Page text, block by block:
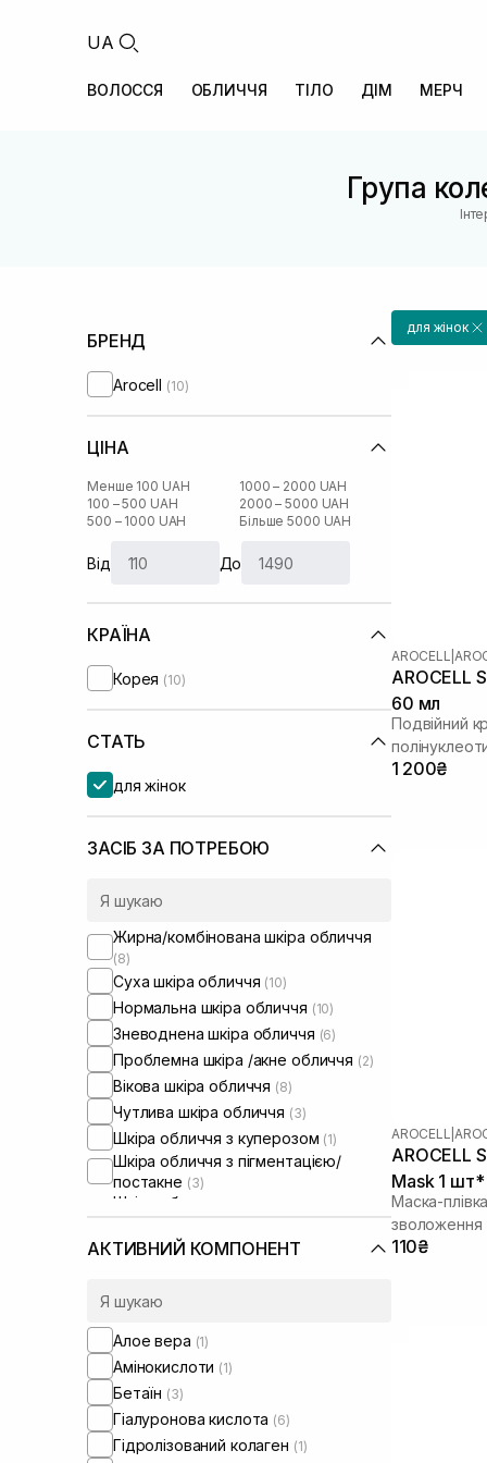
UA
ВОЛОССЯ ОБЛИЧЧЯ ТІЛО ДІМ МЕРЧ
Група
БРЕНД
Arocell (10)
ЦІНА
Менше 100 UAH
100 – 500 UAH
500 – 1000 UAH
1000 – 2000 UAH
2000 – 5000 UAH
Більше 5000 UAH
Від До
КРАЇНА
Корея (10)
СТАТЬ
для жінок
ЗАСІБ ЗА ПОТРЕБОЮ
Жирна/комбінована шкіра обличчя
(8)
Суха шкіра обличчя (10)
Нормальна шкіра обличчя (10)
Зневоднена шкіра обличчя (6)
Проблемна шкіра /акне обличчя (2)
Вікова шкіра обличчя (8)
Чутлива шкіра обличчя (3)
Шкіра обличчя з куперозом (1)
Шкіра обличчя з пігментацією/
постакне (3)
Шкіра обличчя з розширеними
порами
Шкіра обличчя з порушеним
мікробіомом
АКТИВНИЙ КОМПОНЕНТ
Алое вера (1)
Амінокислоти (1)
Бетаїн (3)
Гіалуронова кислота (6)
Гідролізований колаген (1)
для жінок
AROCELL
AROCELL
60 мл
Подвійний
1 200₴
AROCELL
AROCELL
Mask 1 шт*
Маска-
зволоження
110₴